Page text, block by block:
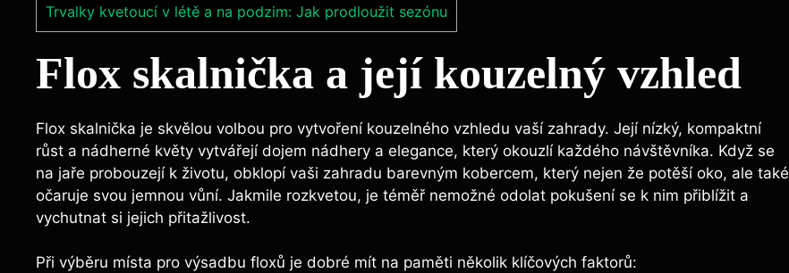
Trvalky kvetoucí v létě a na podzim: Jak prodloužit sezónu
Flox skalnička a její kouzelný vzhled
Flox skalnička je skvělou volbou pro vytvoření kouzelného vzhledu vaší zahrady. Její nízký, kompaktní
růst a nádherné květy vytvářejí dojem nádhery a elegance, který okouzlí každého návštěvníka. Když se
na jaře probouzejí k životu, obklopí vaši zahradu barevným kobercem, který nejen že potěší oko, ale také
očaruje svou jemnou vůní. Jakmile rozkvetou, je téměř nemožné odolat pokušení se k nim přiblížit a
vychutnat si jejich přitažlivost.
Při výběru místa pro výsadbu floxů je dobré mít na paměti několik klíčových faktorů: